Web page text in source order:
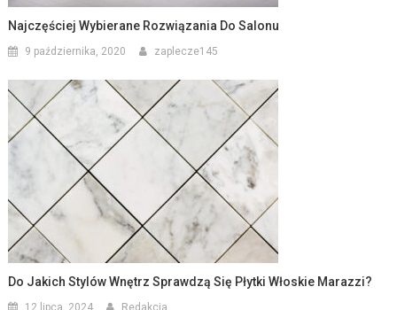
Najczęściej Wybierane Rozwiązania Do Salonu
9 października, 2020 zaplecze145
Do Jakich Stylów Wnętrz Sprawdzą Się Płytki Włoskie Marazzi?
12 lipca, 2024 Redakcja